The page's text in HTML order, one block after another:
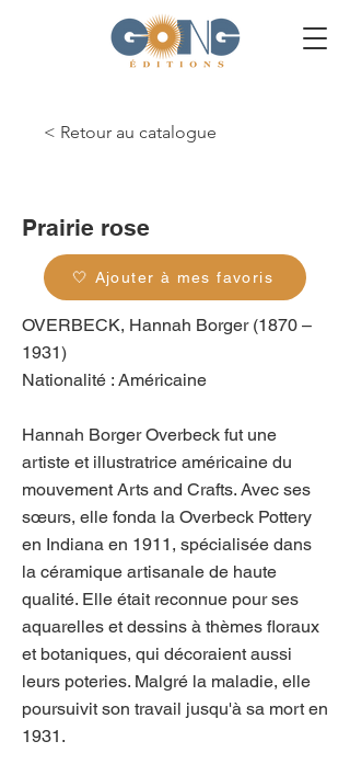
< Retour au catalogue
Prairie rose
🤍 Ajouter à mes favoris
OVERBECK, Hannah Borger (1870 –
1931)
Nationalité : Américaine
Hannah Borger Overbeck fut une
artiste et illustratrice américaine du
mouvement Arts and Crafts. Avec ses
sœurs, elle fonda la Overbeck Pottery
en Indiana en 1911, spécialisée dans
la céramique artisanale de haute
qualité. Elle était reconnue pour ses
aquarelles et dessins à thèmes floraux
et botaniques, qui décoraient aussi
leurs poteries. Malgré la maladie, elle
poursuivit son travail jusqu'à sa mort en
1931.